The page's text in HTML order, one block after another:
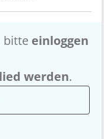
bitte einloggen
werden.